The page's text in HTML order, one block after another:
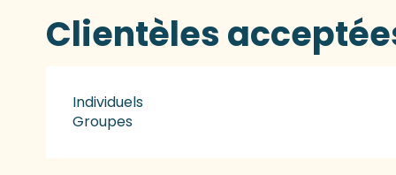
Clientèles
Individuels
Groupes